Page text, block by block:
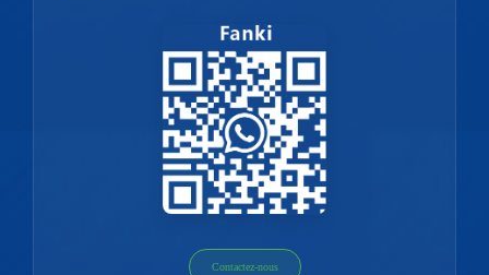
Contactez-nous